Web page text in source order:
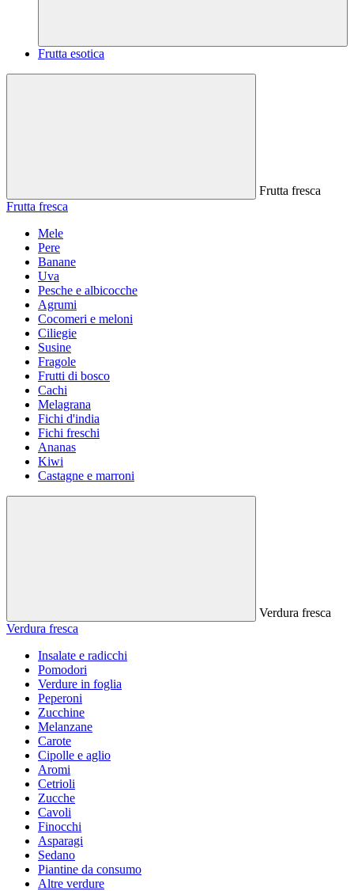
Frutta esotica
Frutta fresca
Frutta fresca
Mele
Pere
Banane
Uva
Pesche e albicocche
Agrumi
Cocomeri e meloni
Ciliegie
Susine
Fragole
Frutti di bosco
Cachi
Melagrana
Fichi d'india
Fichi freschi
Ananas
Kiwi
Castagne e marroni
Verdura fresca
Verdura fresca
Insalate e radicchi
Pomodori
Verdure in foglia
Peperoni
Zucchine
Melanzane
Carote
Cipolle e aglio
Aromi
Cetrioli
Zucche
Cavoli
Finocchi
Asparagi
Sedano
Piantine da consumo
Altre verdure